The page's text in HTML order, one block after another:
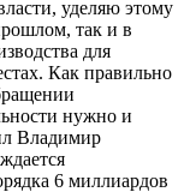
уделяю этому
так и в
для
Как правильно
нужно и
Владимир
6 миллиардов